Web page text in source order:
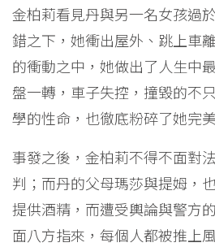
金柏莉看見丹與另一名女孩過
錯之下，她衝出屋外、跳上車
的衝動之中，她做出了人生
盤一轉，車子失控，撞毀的不
學的性命，也徹底粉碎了她完
事發之後，金柏莉不得不面對
判；而丹的父母瑪莎與提姆，
提供酒精，而遭受輿論與警方
面八方指來，每個人都被推上